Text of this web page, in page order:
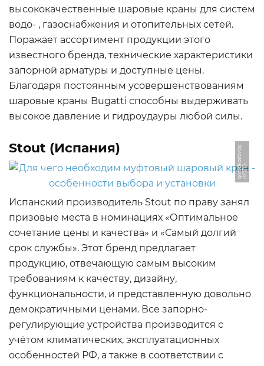
высококачественные шаровые краны для систем
водо- , газоснабжения и отопительных сетей.
Поражает ассортимент продукции этого
известного бренда, технические характеристики
запорной арматуры и доступные цены.
Благодаря постоянным усовершенствованиям
шаровые краны Bugatti способны выдерживать
высокое давление и гидроудауры любой силы.
Stout (Испания)
Ф
О
Т
О:
g
o
r
o
d
k
o
tl
o
v.
b
y
Испанский производитель Stout по праву занял
призовые места в номинациях «Оптимальное
сочетание цены и качества» и «Самый долгий
срок службы». Этот бренд предлагает
продукцию, отвечающую самым высоким
требованиям к качеству, дизайну,
функциональности, и представленную довольно
демократичными ценами. Все запорно-
регулирующие устройства производится с
учётом климатических, эксплуатационных
особенностей РФ, а также в соответствии с